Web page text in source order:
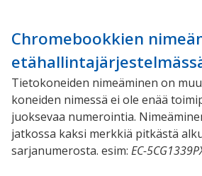
Chromebookkien
Tietokoneiden nimeäminen on
koneiden nimessä ei ole enää
juoksevaa numerointia.
jatkossa kaksi merkkiä pitkästä
sarjanumerosta. esim: EC-